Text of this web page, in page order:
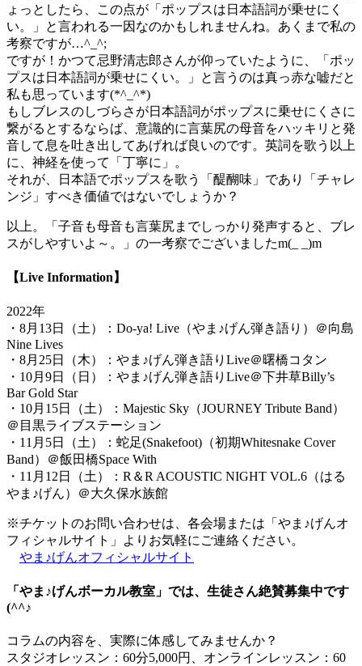
ょっとしたら、この点が「ポップスは日本語詞が乗せにく
い。」と言われる一因なのかもしれませんね。あくまで私の
考察ですが…^_^;
ですが！かつて忌野清志郎さんが仰っていたように、「ポッ
プスは日本語詞が乗せにくい。」と言うのは真っ赤な嘘だと
私も思っています(*^_^*)
もしブレスのしづらさが日本語詞がポップスに乗せにくさに
繋がるとするならば、意識的に言葉尻の母音をハッキリと発
音して息を吐き出してあげれば良いのです。英詞を歌う以上
に、神経を使って「丁寧に」。
それが、日本語でポップスを歌う「醍醐味」であり「チャレ
ンジ」すべき価値ではないでしょうか？
以上。「子音も母音も言葉尻までしっかり発声すると、ブレ
スがしやすいよ～。」の一考察でございましたm(_ _)m
【Live Information】
2022年
・8月13日（土）：Do-ya! Live（やま♪げん弾き語り）＠向島
Nine Lives
・8月25日（木）：やま♪げん弾き語りLive＠曙橋コタン
・10月9日（日）：やま♪げん弾き語りLive＠下井草Billy’s
Bar Gold Star
・10月15日（土）：Majestic Sky（JOURNEY Tribute Band）
＠目黒ライブステーション
・11月5日（土）：蛇足(Snakefoot)（初期Whitesnake Cover
Band）＠飯田橋Space With
・11月12日（土）：R＆R ACOUSTIC NIGHT VOL.6（はる
やま♪げん）＠大久保水族館
※チケットのお問い合わせは、各会場または「やま♪げんオ
フィシャルサイト」よりお気軽にご連絡ください。
やま♪げんオフィシャルサイト
「やま♪げんボーカル教室」では、生徒さん絶賛募集中です
(^^♪
コラムの内容を、実際に体感してみませんか？
スタジオレッスン：60分5,000円、オンラインレッスン：60